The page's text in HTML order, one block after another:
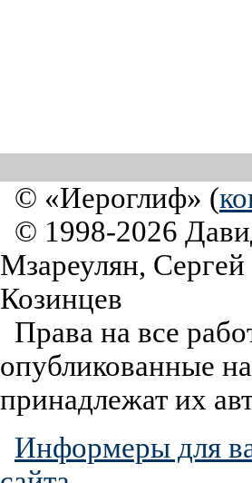
© «Иероглиф» (
© 1998-2026
Мзареулян, Сергей
Козинцев
Права на все
опубликованные
принадлежат их
Информеры для